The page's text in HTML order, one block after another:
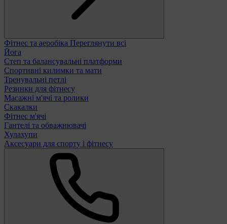
Фітнес та аеробіка Переглянути всі
Йога
Степ та балансувальні платформи
Спортивні килимки та мати
Тренувальні петлі
Резинки для фітнесу
Масажні м'ячі та ролики
Скакалки
Фітнес м'ячі
Гантелі та обважнювачі
Хулахупи
Аксесуари для спорту і фітнесу